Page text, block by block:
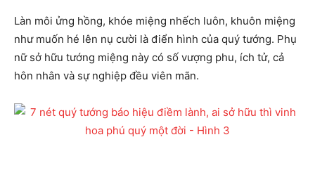
Làn môi ửng hồng, khóe miệng nhếch luôn, khuôn miệng
như muốn hé lên nụ cười là điển hình của quý tướng. Phụ
nữ sở hữu tướng miệng này có số vượng phu, ích tử, cả
hôn nhân và sự nghiệp đều viên mãn.